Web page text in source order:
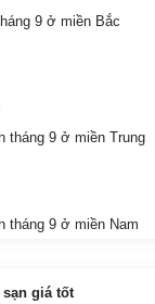
9 ở miền Bắc
tháng 9 ở miền Trung
tháng 9 ở miền Nam
giá tốt